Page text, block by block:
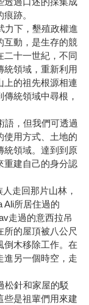
跡。
下，墾殖政權進
互動，是生存的競
二十一世紀，不同
統領域，重新利用
上的祖先根源相連
統領域中尋根，
，但我們可透過
使用方式、土地的
統領域。達到到原
重建自己的身分認
走回那片山林，
Ali所居住過的
走過的意西拉吊
的屋頂被八公尺
倒木移除工作。在
進另一個時空，走
松針和家屋的駁
些是祖輩們用來建